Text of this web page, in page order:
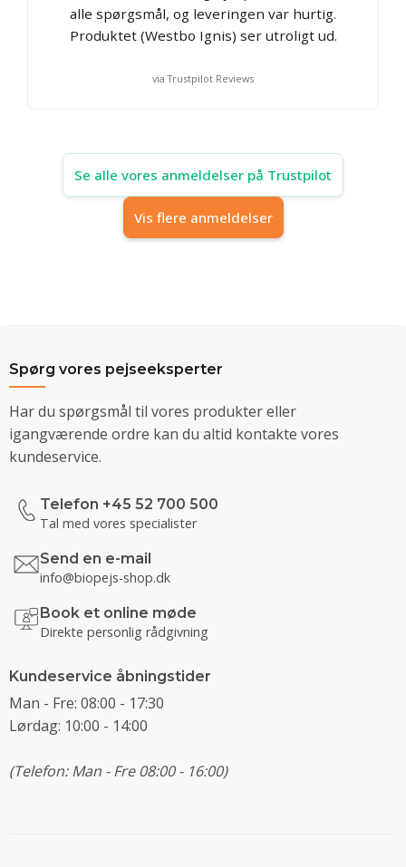
alle spørgsmål, og leveringen var hurtig.
Produktet (Westbo Ignis) ser utroligt ud.
via Trustpilot Reviews
Se alle vores anmeldelser på Trustpilot
Vis flere anmeldelser
Spørg vores pejseeksperter
Har du spørgsmål til vores produkter eller
igangværende ordre kan du altid kontakte vores
kundeservice.
Telefon +45 52 700 500
Tal med vores specialister
Send en e-mail
info@biopejs-shop.dk
Book et online møde
Direkte personlig rådgivning
Kundeservice åbningstider
Man - Fre: 08:00 - 17:30
Lørdag: 10:00 - 14:00
(Telefon: Man - Fre 08:00 - 16:00)